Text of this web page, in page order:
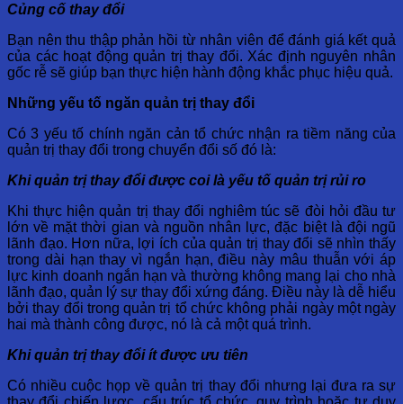
Củng cố thay đổi
Bạn nên thu thập phản hồi từ nhân viên để đánh giá kết quả
của các hoạt động quản trị thay đổi. Xác định nguyên nhân
gốc rễ sẽ giúp bạn thực hiện hành động khắc phục hiệu quả.
Những yếu tố ngăn quản trị thay đổi
Có 3 yếu tố chính ngăn cản tổ chức nhận ra tiềm năng của
quản trị thay đổi trong chuyển đổi số đó là:
Khi quản trị thay đổi được coi là yếu tố quản trị rủi ro
Khi thực hiện quản trị thay đổi nghiêm túc sẽ đòi hỏi đầu tư
lớn về mặt thời gian và nguồn nhân lực, đặc biệt là đội ngũ
lãnh đạo. Hơn nữa, lợi ích của quản trị thay đổi sẽ nhìn thấy
trong dài hạn thay vì ngắn hạn, điều này mâu thuẫn với áp
lực kinh doanh ngắn hạn và thường không mang lại cho nhà
lãnh đạo, quản lý sự thay đổi xứng đáng. Điều này là dễ hiểu
bởi thay đổi trong quản trị tổ chức không phải ngày một ngày
hai mà thành công được, nó là cả một quá trình.
Khi quản trị thay đổi ít được ưu tiên
Có nhiều cuộc họp về quản trị thay đổi nhưng lại đưa ra sự